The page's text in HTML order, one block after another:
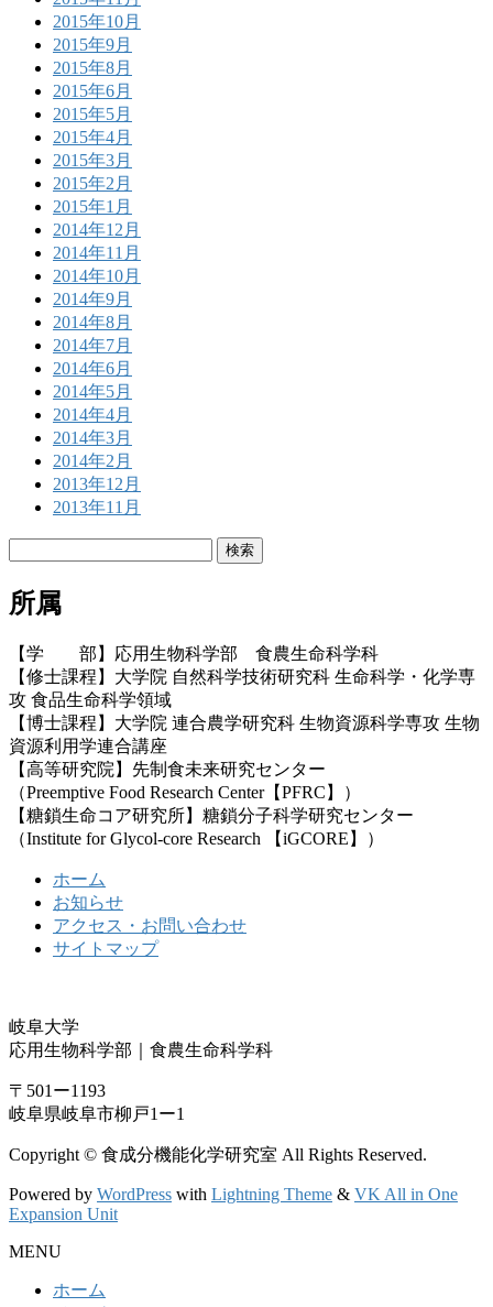
2015年10月
2015年9月
2015年8月
2015年6月
2015年5月
2015年4月
2015年3月
2015年2月
2015年1月
2014年12月
2014年11月
2014年10月
2014年9月
2014年8月
2014年7月
2014年6月
2014年5月
2014年4月
2014年3月
2014年2月
2013年12月
2013年11月
所属
【学 部】応用生物科学部 食農生命科学科
【修士課程】大学院 自然科学技術研究科 生命科学・化学専
攻 食品生命科学領域
【博士課程】大学院 連合農学研究科 生物資源科学専攻 生物
資源利用学連合講座
【高等研究院】先制食未来研究センター
（Preemptive Food Research Center【PFRC】）
【糖鎖生命コア研究所】糖鎖分子科学研究センター
（Institute for Glycol-core Research 【iGCORE】）
ホーム
お知らせ
アクセス・お問い合わせ
サイトマップ
岐阜大学
応用生物科学部｜食農生命科学科
〒501ー1193
岐阜県岐阜市柳戸1ー1
Copyright © 食成分機能化学研究室 All Rights Reserved.
Powered by WordPress with Lightning Theme & VK All in One
Expansion Unit
MENU
ホーム